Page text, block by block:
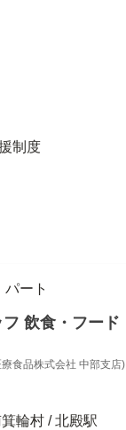
制度
パート
飲食・フード
食品株式会社 中部支店)
輪村 / 北殿駅